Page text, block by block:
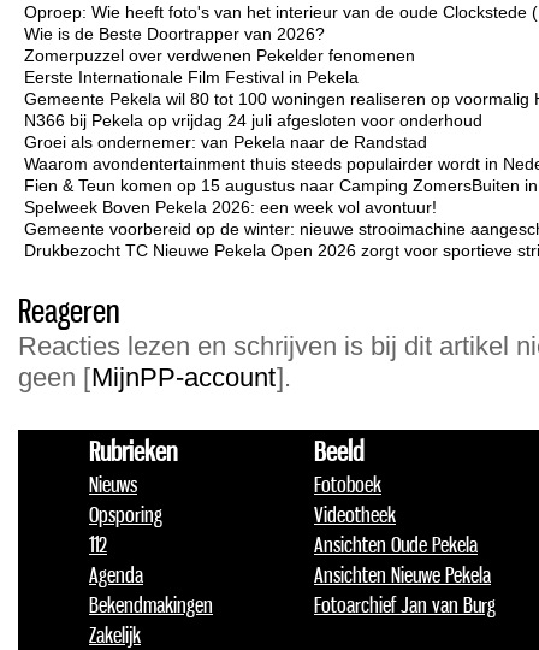
Oproep: Wie heeft foto's van het interieur van de oude Clockstede
Wie is de Beste Doortrapper van 2026?
Zomerpuzzel over verdwenen Pekelder fenomenen
Eerste Internationale Film Festival in Pekela
Gemeente Pekela wil 80 tot 100 woningen realiseren op voormalig
N366 bij Pekela op vrijdag 24 juli afgesloten voor onderhoud
Groei als ondernemer: van Pekela naar de Randstad
Waarom avondentertainment thuis steeds populairder wordt in
Fien & Teun komen op 15 augustus naar Camping ZomersBuiten
Spelweek Boven Pekela 2026: een week vol avontuur!
Gemeente voorbereid op de winter: nieuwe strooimachine
Drukbezocht TC Nieuwe Pekela Open 2026 zorgt voor sportieve
Reageren
Reacties lezen en schrijven is bij dit artikel
geen [MijnPP-account].
Rubrieken
Nieuws
Opsporing
112
Agenda
Bekendmakingen
Zakelijk
Beeld
Fotoboek
Videotheek
Ansichten Oude Pekela
Ansichten Nieuwe Pekela
Fotoarchief Jan van Burg